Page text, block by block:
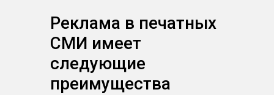
Реклама в печатных
СМИ имеет
следующие
преимущества